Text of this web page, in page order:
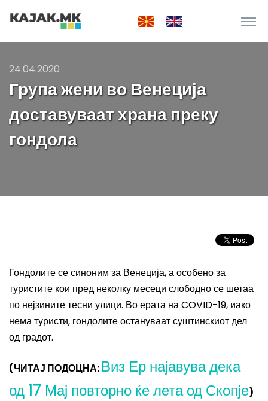
24.04.2020
Група жени во Венеција
доставуваат храна преку
гондола
Гондолите се синоним за Венеција, а особено за
туристите кои пред неколку месеци слободно се шетаа
по нејзините тесни улици. Во ерата на COVID-19, иако
нема туристи, гондолите остануваат суштинскиот дел
од градот.
(ЧИТАЈ ПОДОЦНА: Виз Ер најавува дека
од 17 Мај повторно ќе лета од Скопје)